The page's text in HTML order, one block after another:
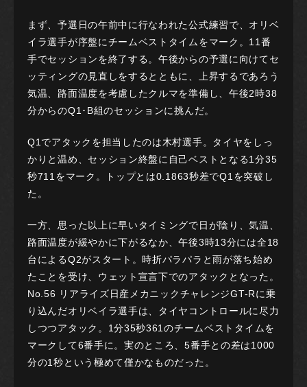
まず、予選日の午前中に行なわれた公式練習で、オリベ
イラ選手が序盤にチームベストタイムをマーク。11番
手でセッションを終了する。午後からの予選に向けてセ
ッティングの見直しをするとともに、上昇するであろう
気温、路面温度を考慮したクルマを準備し、午後2時38
分からのQ1･B組のセッションに挑んだ。
Q1でアタックを担当したのは木村選手。タイヤをしっ
かりと温め、セッション終盤に自己ベストとなる1分35
秒711をマーク。トップとは0.1863秒差でQ1を突破し
た。
一方、思った以上に早いタイミングで日が陰り、気温、
路面温度が緩やかに下がるなか、午後3時13分には全18
台によるQ2がスタート。時折パラパラと雨が落ち始め
たことを受け、ウェット宣言下でのアタックとなった。
No.56 リアライズ日産メカニックチャレンジGT-Rに乗
り込んだオリベイラ選手は、タイヤコントロールに尽力
しつつアタック。1分35秒361のチームベストタイムを
マークして6番手に。実のところ、5番手との差は1000
分の1秒という極めて僅かなものだった。